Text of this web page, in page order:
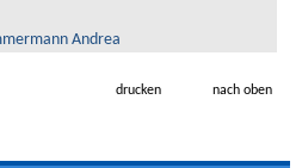
drucken nach oben